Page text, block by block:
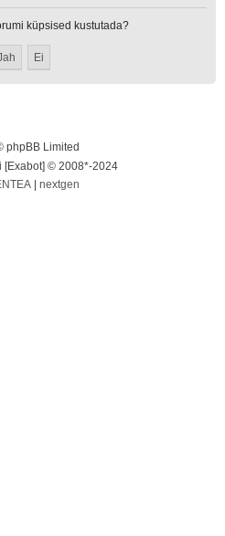
küpsised kustutada?
phpBB Limited
[Exabot] © 2008*-2024
nextgen